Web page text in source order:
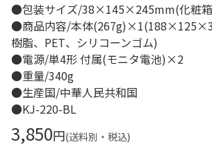
●包装サイズ/38×145×245mm(化粧
●商品内容/本体
樹脂、PET、シリコーンゴム)
●電源/単4形 付属(モニタ電池)×2
●重量/340g
●生産国/中華人民共和国
●KJ-220-BL
3,850円(送料別・税込)